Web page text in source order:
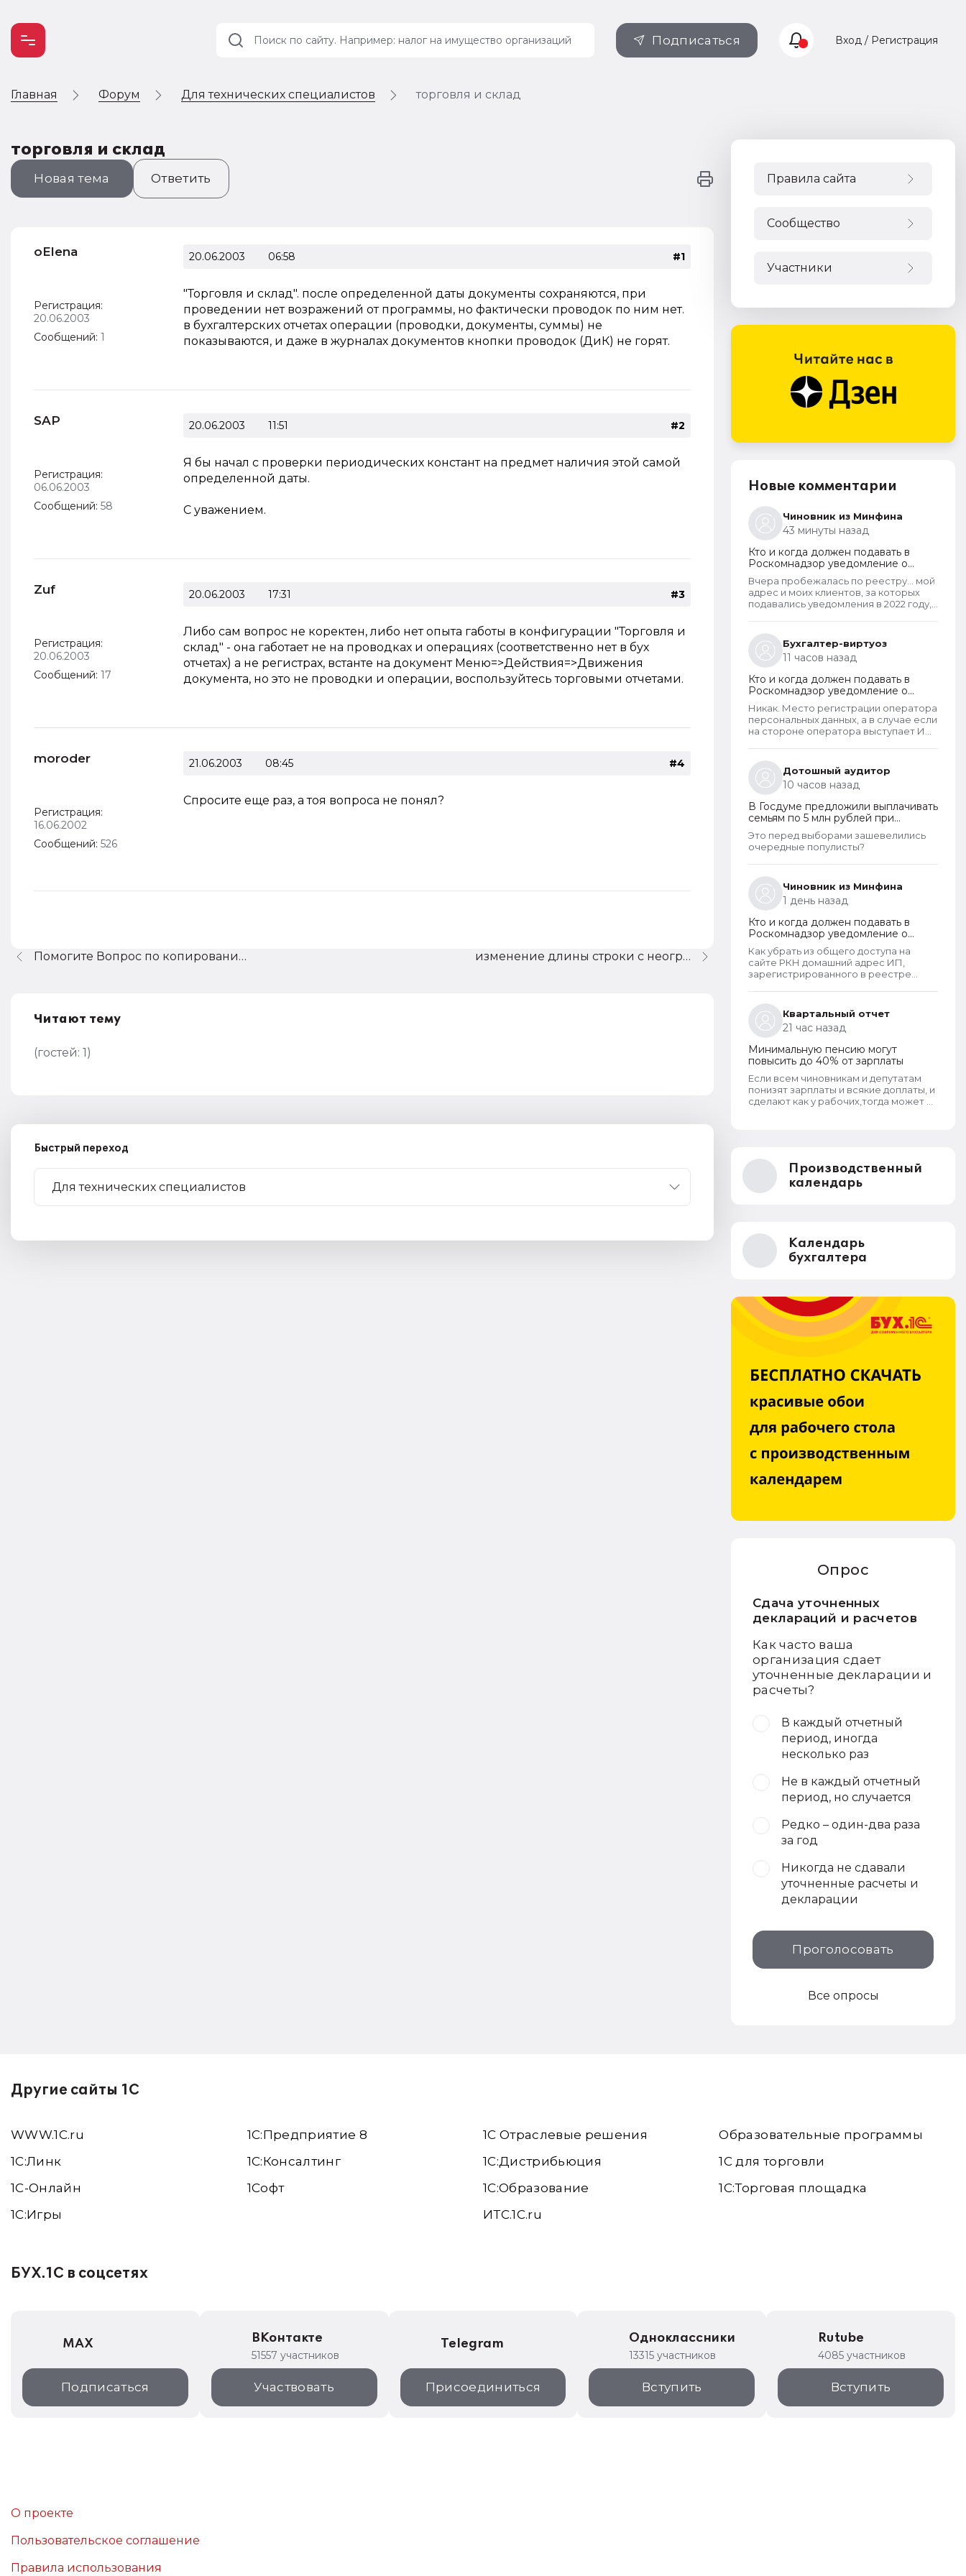
Подписаться Вход / Регистрация
Главная Форум Для технических специалистов торговля и склад
торговля и склад
Новая тема Ответить
oElena
Регистрация:
20.06.2003
Сообщений: 1
20.06.2003 06:58 #1
"Торговля и склад". после определенной даты документы сохраняются, при
проведении нет возражений от программы, но фактически проводок по ним нет.
в бухгалтерских отчетах операции (проводки, документы, суммы) не
показываются, и даже в журналах документов кнопки проводок (ДиК) не горят.
SAP
Регистрация:
06.06.2003
Сообщений: 58
20.06.2003 11:51 #2
Я бы начал с проверки периодических констант на предмет наличия этой самой
определенной даты.
С уважением.
Zuf
Регистрация:
20.06.2003
Сообщений: 17
20.06.2003 17:31 #3
Либо сам вопрос не коректен, либо нет опыта габоты в конфигурации "Торговля и
склад" - она габотает не на проводках и операциях (соответственно нет в бух
отчетах) а не регистрах, встанте на документ Меню=>Действия=>Движения
документа, но это не проводки и операции, воспользуйтесь торговыми отчетами.
moroder
Регистрация:
16.06.2002
Сообщений: 526
21.06.2003 08:45 #4
Спросите еще раз, а тоя вопроса не понял?
изменение длины строки с неогр. на конечное
Помогите Вопрос по копированию документа
Читают тему
(гостей: 1)
Быстрый переход
Правила сайта
Сообщество
Участники
Новые комментарии
Чиновник из Минфина
43 минуты назад
Кто и когда должен подавать в
Роскомнадзор уведомление о
прекращении обработки
персональных данных
Вчера пробежалась по реестру... мой
адрес и моих клиентов, за которых
подавались уведомления в 2022 году,
данных, зарегистрированных в 2025
году, скрыты. Я проверила только
знакомых ИП и заметила такую
закономерность. Или это просто
совпадение такое?
Бухгалтер-виртуоз
11 часов назад
Кто и когда должен подавать в
Роскомнадзор уведомление о
прекращении обработки
персональных данных
Никак. Место регистрации оператора
персональных данных, а в случае если
на стороне оператора выступает ИП
неотъемлемым атрибутом реестра
РКН. Данная информация подлежит
обязательному размещению в
реестре наряду со всеми прочими
сведениями. Делается это для того,
чтобы у субъектов ПД имелась
возможность в случае нарушения их
прав обратиться непосредственно к
Дотошный аудитор
10 часов назад
В Госдуме предложили выплачивать
семьям по 5 млн рублей при
рождении второго ребенка
Это перед выборами зашевелились
очередные популисты?
Чиновник из Минфина
1 день назад
Кто и когда должен подавать в
Роскомнадзор уведомление о
прекращении обработки
персональных данных
Как убрать из общего доступа на
сайте РКН домашний адрес ИП,
зарегистрированного в реестре
Квартальный отчет
21 час назад
Минимальную пенсию могут
повысить до 40% от зарплаты
Если всем чиновникам и депутатам
понизят зарплаты и всякие доплаты, и
сделают как у рабочих,тогда может и
Производственный
календарь
Календарь
бухгалтера
Опрос
Сдача уточненных
деклараций и расчетов
Как часто ваша
организация сдает
уточненные декларации и
расчеты?
В каждый отчетный
период, иногда
несколько раз
Не в каждый отчетный
период, но случается
Редко – один-два раза
за год
Никогда не сдавали
уточненные расчеты и
декларации
Проголосовать
Все опросы
Другие сайты 1С
WWW.1С.ru
1С:Линк
1С-Онлайн
1C:Игры
1С:Предприятие 8
1С:Консалтинг
1Софт
1С Отраслевые решения
1С:Дистрибьюция
1С:Образование
ИТС.1C.ru
Образовательные программы
1С для торговли
1С:Торговая площадка
БУХ.1С в соцсетях
MAX
Подписаться
ВКонтакте
51557 участников
Участвовать
Telegram
Присоединиться
Одноклассники
13315 участников
Вступить
Rutube
4085 участников
Вступить
О проекте
Пользовательское соглашение
Правила использования
Учет и
Автоматизация